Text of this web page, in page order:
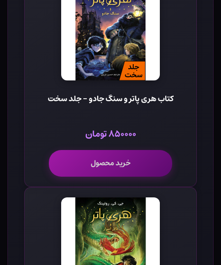
کتاب هری پاتر و سنگ جادو - جلد سخت
۸۵۰۰۰۰ تومان
خرید محصول